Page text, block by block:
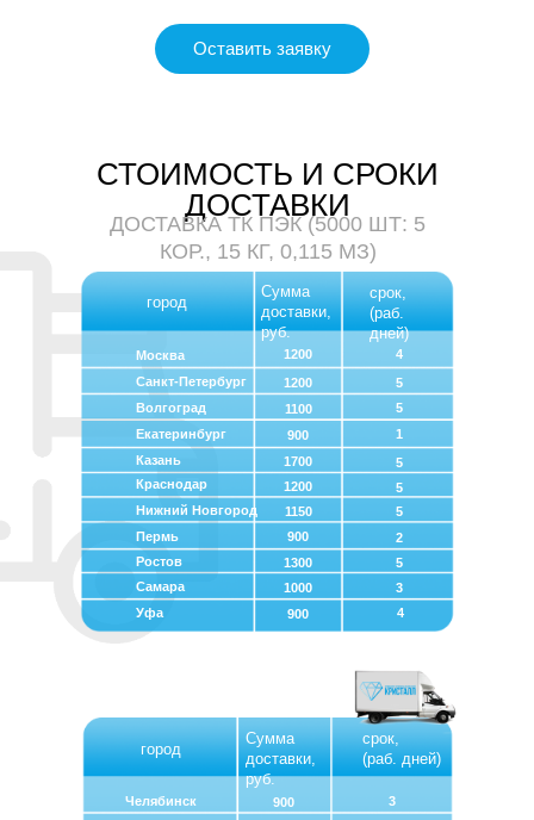
Оставить заявку
СТОИМОСТЬ И СРОКИ
ДОСТАВКИ
ДОСТАВКА ТК ПЭК (5000 ШТ: 5
КОР., 15 КГ, 0,115 МЗ)
город
Сумма
доставки,
руб.
срок,
(раб.
дней)
город
Сумма
доставки,
руб.
срок,
(раб. дней)
Москва
Санкт-Петербург
Волгоград
Екатеринбург
Казань
Краснодар
Нижний Новгород
Пермь
Ростов
Самара
Уфа
1200
1200
1100
900
1700
1200
1150
900
1300
1000
900
4
5
5
1
5
5
5
2
5
3
4
Челябинск
900
3